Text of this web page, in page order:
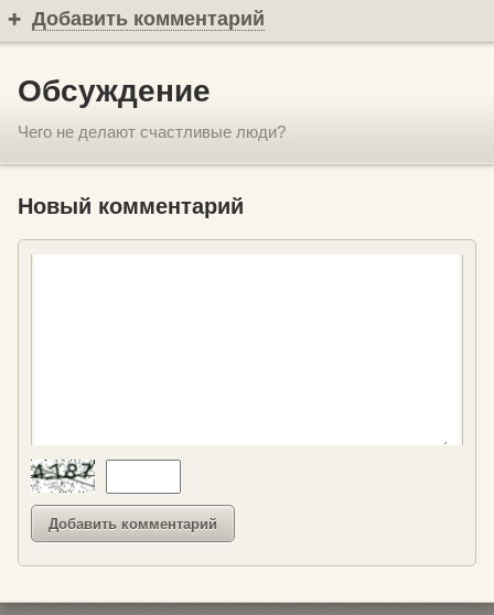
Добавить комментарий
Обсуждение
Чего не делают счастливые люди?
Новый комментарий